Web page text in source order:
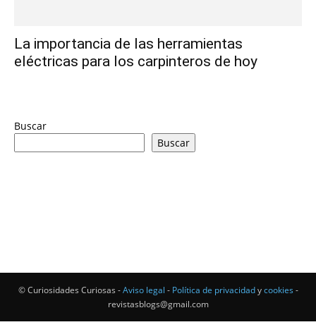
La importancia de las herramientas
eléctricas para los carpinteros de hoy
Buscar
Buscar
© Curiosidades Curiosas -Aviso legal - Política de privacidadycookies -
revistasblogs@gmail.com